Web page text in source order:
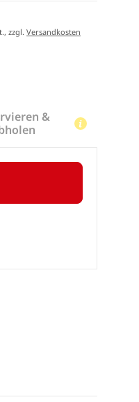
zzgl.Versandkosten
&